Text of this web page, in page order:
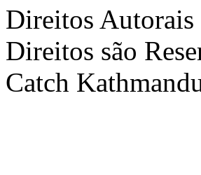
Direitos
Direitos são
Catch